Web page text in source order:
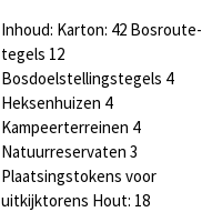
Inhoud: Karton: 42 Bosroute-
tegels 12
Bosdoelstellingstegels 4
Heksenhuizen 4
Kampeerterreinen 4
Natuurreservaten 3
Plaatsingstokens voor
uitkijktorens Hout: 18